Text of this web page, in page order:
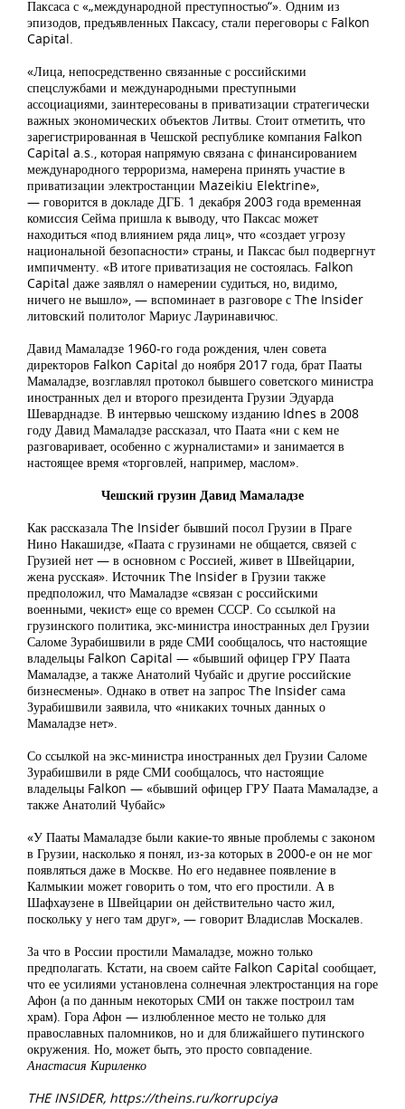
Паксаса с «„международной преступностью“». Одним из
эпизодов, предъявленных Паксасу, стали переговоры с Falkon
Capital.
«Лица, непосредственно связанные с российскими
спецслужбами и международными преступными
ассоциациями, заинтересованы в приватизации стратегически
важных экономических объектов Литвы. Стоит отметить, что
зарегистрированная в Чешской республике компания Falkon
Capital a.s., которая напрямую связана с финансированием
международного терроризма, намерена принять участие в
приватизации электростанции Mazeikiu Elektrine»,
— говорится в докладе ДГБ. 1 декабря 2003 года временная
комиссия Сейма пришла к выводу, что Паксас может
находиться «под влиянием ряда лиц», что «создает угрозу
национальной безопасности» страны, и Паксас был подвергнут
импичменту. «В итоге приватизация не состоялась. Falkon
Capital даже заявлял о намерении судиться, но, видимо,
ничего не вышло», — вспоминает в разговоре с The Insider
литовский политолог Мариус Лауринавичюс.
Давид Мамаладзе 1960-го года рождения, член совета
директоров Falkon Capital до ноября 2017 года, брат Пааты
Мамаладзе, возглавлял протокол бывшего советского министра
иностранных дел и второго президента Грузии Эдуарда
Шеварднадзе. В интервью чешскому изданию Idnes в 2008
году Давид Мамаладзе рассказал, что Паата «ни с кем не
разговаривает, особенно с журналистами» и занимается в
настоящее время «торговлей, например, маслом».
Чешский грузин Давид Мамаладзе
Как рассказала The Insider бывший посол Грузии в Праге
Нино Накашидзе, «Паата с грузинами не общается, связей с
Грузией нет — в основном с Россией, живет в Швейцарии,
жена русская». Источник The Insider в Грузии также
предположил, что Мамаладзе «связан с российскими
военными, чекист» еще со времен СССР. Со ссылкой на
грузинского политика, экс-министра иностранных дел Грузии
Саломе Зурабишвили в ряде СМИ сообщалось, что настоящие
владельцы Falkon Capital — «бывший офицер ГРУ Паата
Мамаладзе, а также Анатолий Чубайс и другие российские
бизнесмены». Однако в ответ на запрос The Insider сама
Зурабишвили заявила, что «никаких точных данных о
Мамаладзе нет».
Со ссылкой на экс-министра иностранных дел Грузии Саломе
Зурабишвили в ряде СМИ сообщалось, что настоящие
владельцы Falkon — «бывший офицер ГРУ Паата Мамаладзе, а
также Анатолий Чубайс»
«У Пааты Мамаладзе были какие-то явные проблемы с законом
в Грузии, насколько я понял, из-за которых в 2000-е он не мог
появляться даже в Москве. Но его недавнее появление в
Калмыкии может говорить о том, что его простили. А в
Шафхаузене в Швейцарии он действительно часто жил,
поскольку у него там друг», — говорит Владислав Москалев.
За что в России простили Мамаладзе, можно только
предполагать. Кстати, на своем сайте Falkon Capital сообщает,
что ее усилиями установлена солнечная электростанция на горе
Афон (а по данным некоторых СМИ он также построил там
храм). Гора Афон — излюбленное место не только для
православных паломников, но и для ближайшего путинского
окружения. Но, может быть, это просто совпадение.
Анастасия Кириленко
THE INSIDER, https://theins.ru/korrupciya